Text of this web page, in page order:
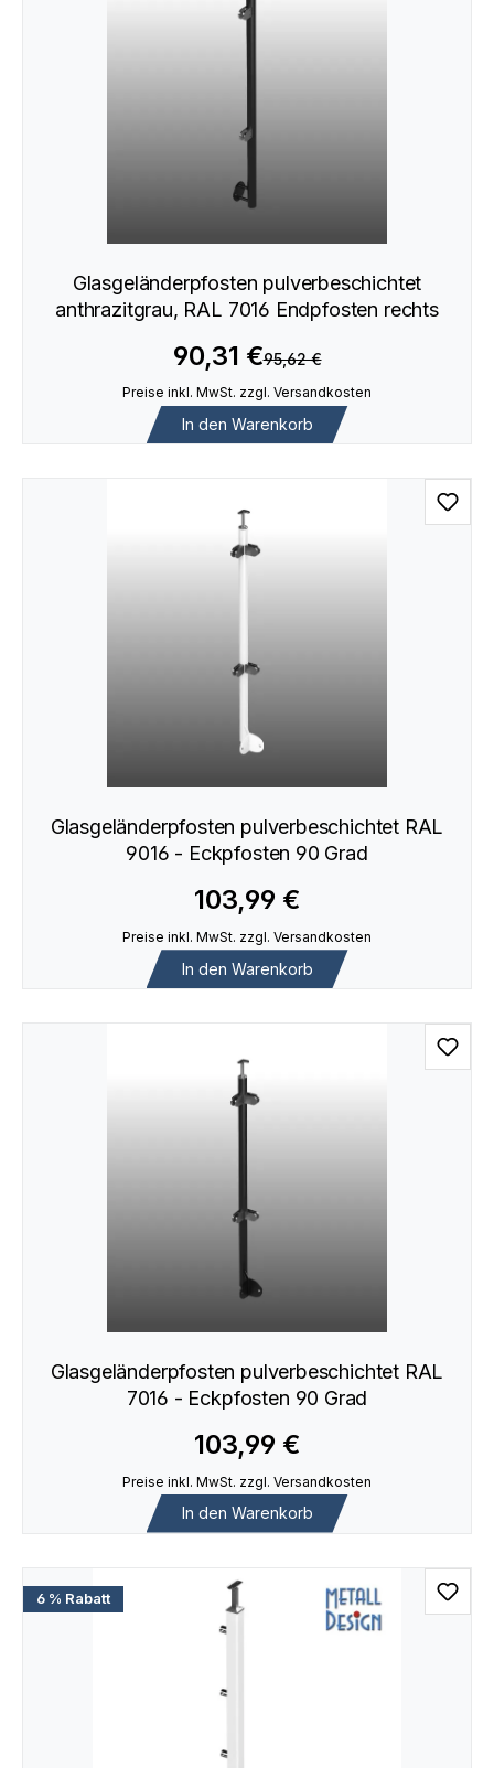
Glasgeländerpfosten pulverbeschichtet
anthrazitgrau, RAL 7016 Endpfosten rechts
90,31 €95,62 €
Preise inkl. MwSt. zzgl. Versandkosten
In den Warenkorb
Glasgeländerpfosten pulverbeschichtet RAL
9016 - Eckpfosten 90 Grad
103,99 €
Preise inkl. MwSt. zzgl. Versandkosten
In den Warenkorb
Glasgeländerpfosten pulverbeschichtet RAL
7016 - Eckpfosten 90 Grad
103,99 €
Preise inkl. MwSt. zzgl. Versandkosten
In den Warenkorb
6 % Rabatt